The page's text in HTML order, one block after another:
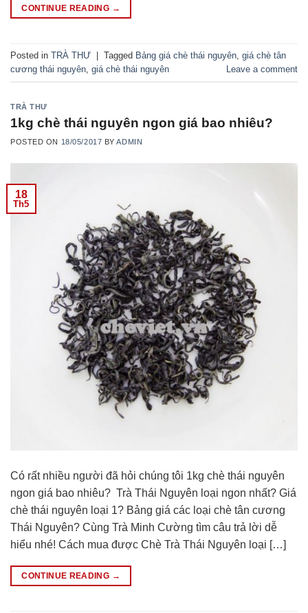
CONTINUE READING →
Posted in TRÀ THƯ | Tagged Bảng giá chè thái nguyên giá chè tân
cương thái nguyên giá chè thái nguyên Leave a comment
TRÀ THƯ
1kg chè thái nguyên ngon giá bao nhiêu?
POSTED ON 18/05/2017 BYADMIN
18
Th5
Có rất nhiều người đã hỏi chúng tôi 1kg chè thái nguyên
ngon giá bao nhiêu? Trà Thái Nguyên loại ngon nhất? Giá
chè thái nguyên loại 1? Bảng giá các loại chè tân cương
Thái Nguyên? Cùng Trà Minh Cường tìm câu trả lời dễ
hiểu nhé! Cách mua được Chè Trà Thái Nguyên loại […]
CONTINUE READING →